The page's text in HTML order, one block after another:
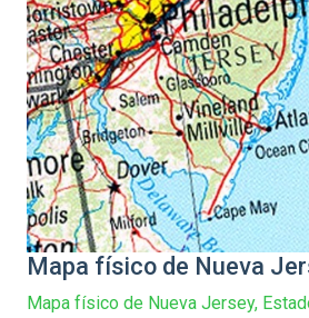
Mapa físico de Nueva
Mapa físico de Nueva Jersey,